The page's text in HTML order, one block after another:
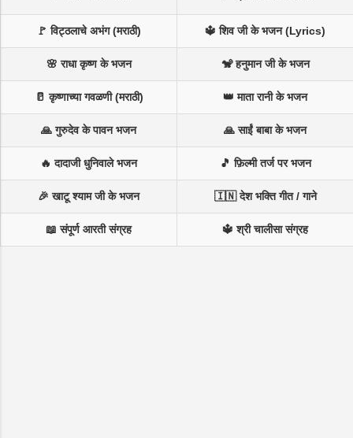
🚩 विट्ठलाचे अभंग (मराठी) 🔱 शिव जी के भजन (Lyrics)
🌸 राधा कृष्ण के भजन 🐒 हनुमान जी के भजन
🥛 कृष्णाच्या गवळणी (मराठी) 👑 माता रानी के भजन
🙏 गुरुदेव के पावन भजन 🙏 साईं बाबा के भजन
🔥 दादाजी धुनिवाले भजन 🎵 फ़िल्मी तर्ज पर भजन
🎉 खाटू श्याम जी के भजन 🇮🇳 देश भक्ति गीत / गाने
📖 संपूर्ण आरती संग्रह 🔱 श्री चालीसा संग्रह